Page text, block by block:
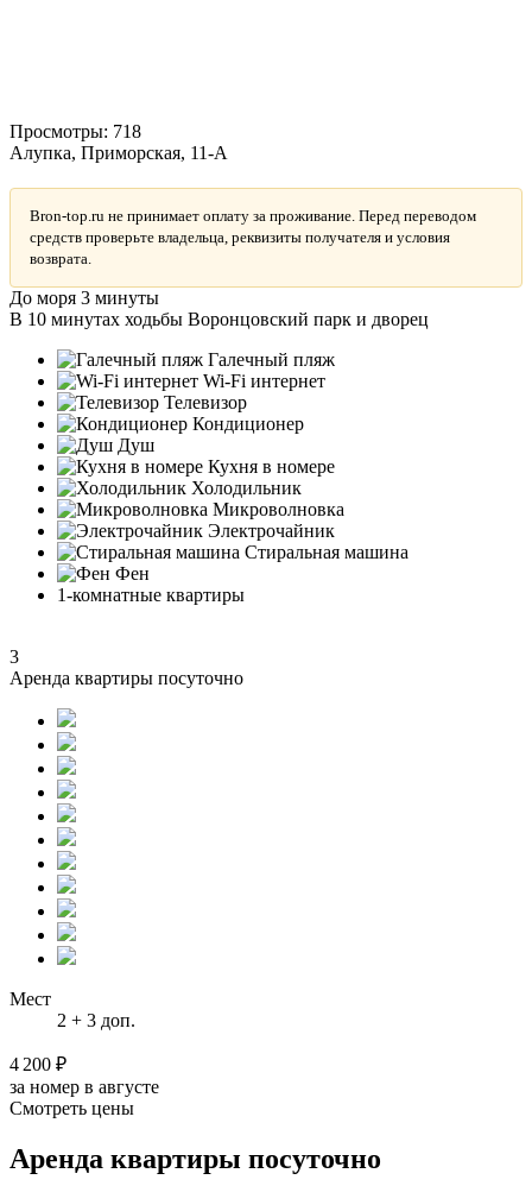
Просмотры: 718
Алупка, Приморская, 11-А
Bron-top.ru не принимает оплату за проживание. Перед переводом
средств проверьте владельца, реквизиты получателя и условия
возврата.
До моря 3 минуты
В 10 минутах ходьбы Воронцовский парк и дворец
Галечный пляж
Wi-Fi интернет
Телевизор
Кондиционер
Душ
Кухня в номере
Холодильник
Микроволновка
Электрочайник
Стиральная машина
Фен
1-комнатные квартиры
3
Аренда квартиры посуточно
Мест
2 + 3 доп.
4 200 ₽
за номер в августе
Смотреть цены
Аренда квартиры посуточно